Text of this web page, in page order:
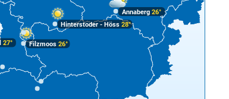
Hinterstoder - Höss 28°
Filzmoos 26°
Annaberg26°
27°